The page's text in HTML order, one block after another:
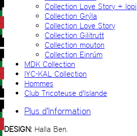
Collection Love Story + lopi
Collection Grýla
Collection Love Story
Collection Gilitrutt
Collection mouton
Collection Einrúm
MDK Collection
IYC-KAL Collection
Hommes
Club Tricoteuse d'Islande
Plus d'Information
DESIGN: Halla Ben.